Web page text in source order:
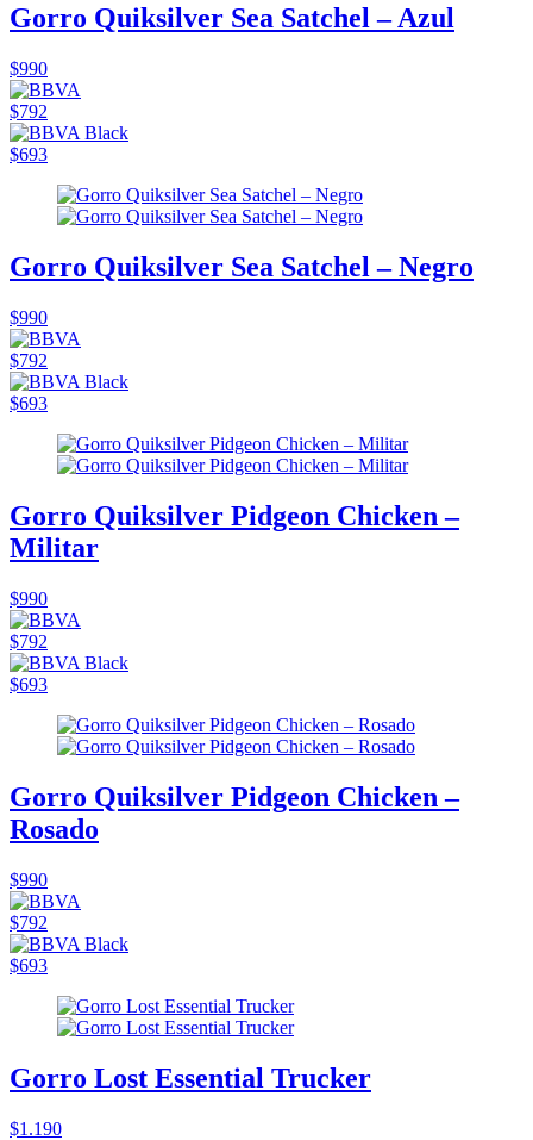
Gorro Quiksilver Sea Satchel – Azul
$990
$792
$693
Gorro Quiksilver Sea Satchel – Negro
$990
$792
$693
Gorro Quiksilver Pidgeon Chicken –
Militar
$990
$792
$693
Gorro Quiksilver Pidgeon Chicken –
Rosado
$990
$792
$693
Gorro Lost Essential Trucker
$1.190